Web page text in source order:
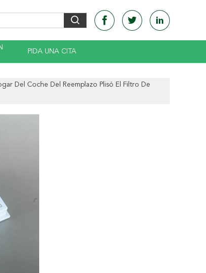
PIDA UNA CITA
Del Coche Del Reemplazo Plisó El Filtro De